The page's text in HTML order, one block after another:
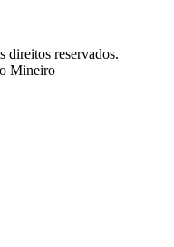
direitos reservados.
Mineiro